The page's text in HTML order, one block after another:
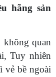
hãng sản
quan
Tuy nhiên
vẻ bề ngoài